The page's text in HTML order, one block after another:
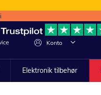
Konto
Lave
Elektronik tilbehør